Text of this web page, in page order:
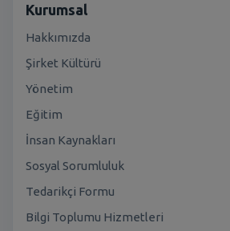
Kurumsal
Hakkımızda
Şirket Kültürü
Yönetim
Eğitim
İnsan Kaynakları
Sosyal Sorumluluk
Tedarikçi Formu
Bilgi Toplumu Hizmetleri